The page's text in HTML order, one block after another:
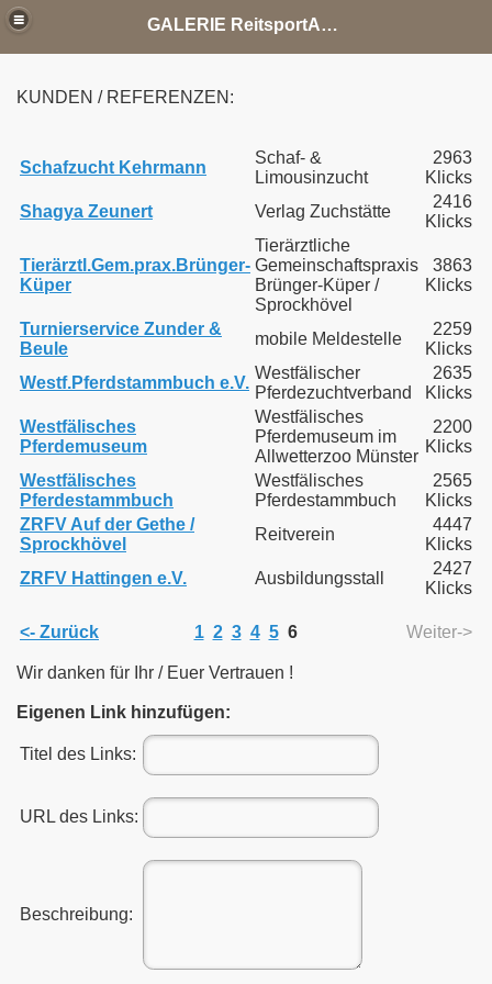
GALERIE ReitsportAgentur Jandke Tierfotografie
KUNDEN / REFERENZEN:
Schafzucht Kehrmann
Schaf- &
Limousinzucht
2963
Klicks
Shagya Zeunert
Verlag Zuchstätte
2416
Klicks
Tierärztl.Gem.prax.Brünger-
Küper
Tierärztliche
Gemeinschaftspraxis
Brünger-Küper /
Sprockhövel
3863
Klicks
Turnierservice Zunder &
Beule
mobile Meldestelle
2259
Klicks
Westf.Pferdstammbuch e.V.
Westfälischer
Pferdezuchtverband
2635
Klicks
Westfälisches
Pferdemuseum
Westfälisches
Pferdemuseum im
Allwetterzoo Münster
2200
Klicks
Westfälisches
Pferdestammbuch
Westfälisches
Pferdestammbuch
2565
Klicks
ZRFV Auf der Gethe /
Sprockhövel
Reitverein
4447
Klicks
ZRFV Hattingen e.V.
Ausbildungsstall
2427
Klicks
<- Zurück 1 2 3 4 5 6 Weiter->
Wir danken für Ihr / Euer Vertrauen !
Eigenen Link hinzufügen:
Titel des Links:
URL des Links:
Beschreibung: